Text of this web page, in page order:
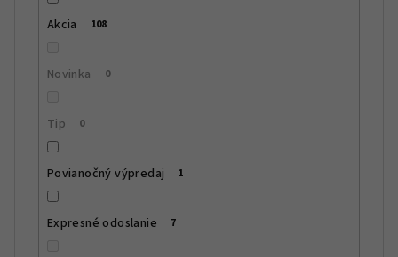
Akcia 108
Novinka 0
Tip 0
Povianočný výpredaj 1
Expresné odoslanie 7